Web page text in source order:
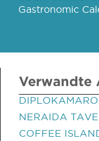
Gastronomic
Verwandte
DIPLOKAMARO
NERAIDA
COFFEE